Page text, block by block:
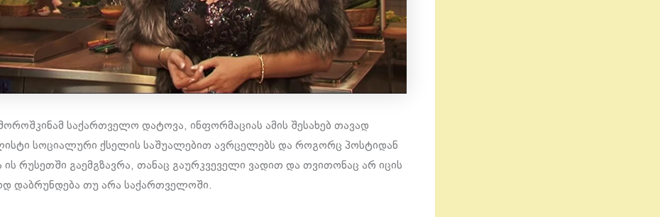
საქართველო დატოვა, ინფორმაციას ამის შესახებ თავად
სოციალური ქსელის საშუალებით ავრცელებს და როგორც პოსტიდან
ის რუსეთში გაემგზავრა, თანაც გაურკვეველი ვადით და თვითონაც არ იცის
დაბრუნდება თუ არა საქართველოში.